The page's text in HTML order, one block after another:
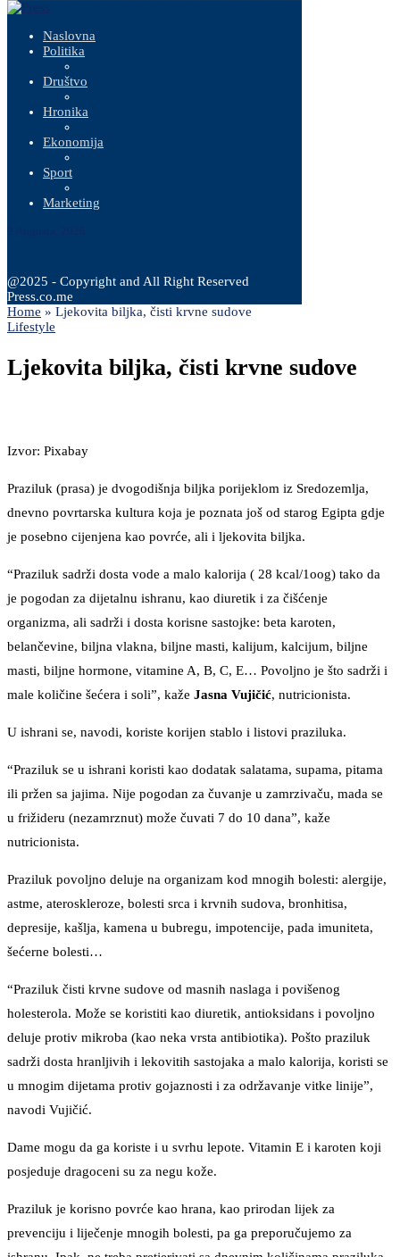
Naslovna
Politika
Društvo
Hronika
Ekonomija
Sport
Marketing
@2025 - Copyright and All Right Reserved
Press.co.me
Home » Ljekovita biljka, čisti krvne sudove
Lifestyle
Ljekovita biljka, čisti krvne sudove
Izvor: Pixabay
Praziluk (prasa) je dvogodišnja biljka porijeklom iz Sredozemlja,
dnevno povrtarska kultura koja je poznata još od starog Egipta gdje
je posebno cijenjena kao povrće, ali i ljekovita biljka.
“Praziluk sadrži dosta vode a malo kalorija ( 28 kcal/1oog) tako da
je pogodan za dijetalnu ishranu, kao diuretik i za čišćenje
organizma, ali sadrži i dosta korisne sastojke: beta karoten,
belančevine, biljna vlakna, biljne masti, kalijum, kalcijum, biljne
masti, biljne hormone, vitamine A, B, C, E… Povoljno je što sadrži i
male količine šećera i soli”, kaže Jasna Vujičić, nutricionista.
U ishrani se, navodi, koriste korijen stablo i listovi praziluka.
“Praziluk se u ishrani koristi kao dodatak salatama, supama, pitama
ili pržen sa jajima. Nije pogodan za čuvanje u zamrzivaču, mada se
u frižideru (nezamrznut) može čuvati 7 do 10 dana”, kaže
nutricionista.
Praziluk povoljno deluje na organizam kod mnogih bolesti: alergije,
astme, ateroskleroze, bolesti srca i krvnih sudova, bronhitisa,
depresije, kašlja, kamena u bubregu, impotencije, pada imuniteta,
šećerne bolesti…
“Praziluk čisti krvne sudove od masnih naslaga i povišenog
holesterola. Može se koristiti kao diuretik, antioksidans i povoljno
deluje protiv mikroba (kao neka vrsta antibiotika). Pošto praziluk
sadrži dosta hranljivih i lekovitih sastojaka a malo kalorija, koristi se
u mnogim dijetama protiv gojaznosti i za održavanje vitke linije”,
navodi Vujičić.
Dame mogu da ga koriste i u svrhu lepote. Vitamin E i karoten koji
posjeduje dragoceni su za negu kože.
Praziluk je korisno povrće kao hrana, kao prirodan lijek za
prevenciju i liječenje mnogih bolesti, pa ga preporučujemo za